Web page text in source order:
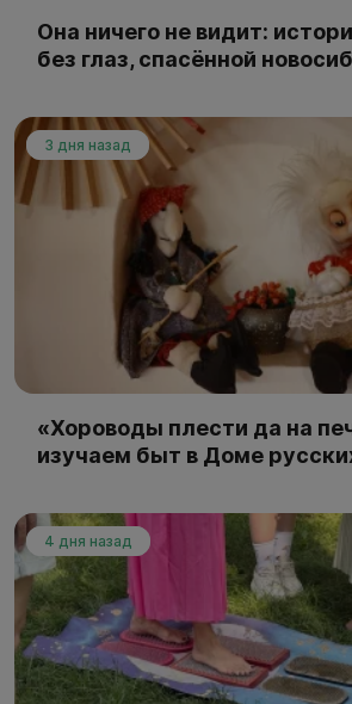
Она ничего не видит:
без глаз, спасённой
3 дня назад
«Хороводы плести да на
изучаем быт в Доме
4 дня назад